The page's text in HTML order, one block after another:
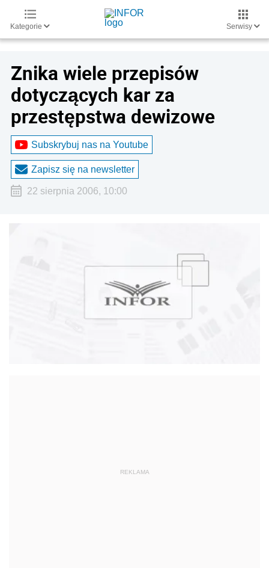
Kategorie Serwisy
Znika wiele przepisów
dotyczących kar za
przestępstwa dewizowe
Subskrybuj nas na Youtube
Zapisz się na newsletter
22 sierpnia 2006, 10:00